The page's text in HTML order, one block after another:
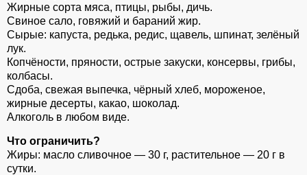
Жирные сорта мяса, птицы, рыбы, дичь.
Свиное сало, говяжий и бараний жир.
Сырые: капуста, редька, редис, щавель, шпинат, зелёный
лук.
Копчёности, пряности, острые закуски, консервы, грибы,
колбасы.
Сдоба, свежая выпечка, чёрный хлеб, мороженое,
жирные десерты, какао, шоколад.
Алкоголь в любом виде.
Что ограничить?
Жиры: масло сливочное — 30 г, растительное — 20 г в
сутки.